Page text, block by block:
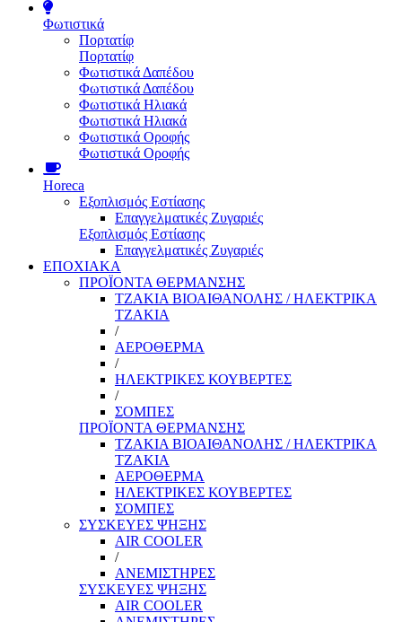
Φωτιστικά
Πορτατίφ
Πορτατίφ
Φωτιστικά Δαπέδου
Φωτιστικά Δαπέδου
Φωτιστικά Ηλιακά
Φωτιστικά Ηλιακά
Φωτιστικά Οροφής
Φωτιστικά Οροφής
Horeca
Εξοπλισμός Εστίασης
Επαγγελματικές Ζυγαριές
Εξοπλισμός Εστίασης
Επαγγελματικές Ζυγαριές
ΕΠΟΧΙΑΚΑ
ΠΡΟΪΟΝΤΑ ΘΕΡΜΑΝΣΗΣ
ΤΖΑΚΙΑ ΒΙΟΑΙΘΑΝΟΛΗΣ / ΗΛΕΚΤΡΙΚΑ
ΤΖΑΚΙΑ
/
ΑΕΡΟΘΕΡΜΑ
/
ΗΛΕΚΤΡΙΚΕΣ ΚΟΥΒΕΡΤΕΣ
/
ΣΟΜΠΕΣ
ΠΡΟΪΟΝΤΑ ΘΕΡΜΑΝΣΗΣ
ΤΖΑΚΙΑ ΒΙΟΑΙΘΑΝΟΛΗΣ / ΗΛΕΚΤΡΙΚΑ
ΤΖΑΚΙΑ
ΑΕΡΟΘΕΡΜΑ
ΗΛΕΚΤΡΙΚΕΣ ΚΟΥΒΕΡΤΕΣ
ΣΟΜΠΕΣ
ΣΥΣΚΕΥΕΣ ΨΗΞΗΣ
AIR COOLER
/
ΑΝΕΜΙΣΤΗΡΕΣ
ΣΥΣΚΕΥΕΣ ΨΗΞΗΣ
AIR COOLER